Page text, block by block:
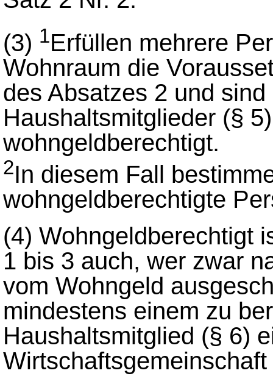
(3) 1Erfüllen mehrere
Wohnraum die
des Absatzes 2 und
Haushaltsmitglieder (§
wohngeldberechtigt.
2In diesem Fall
wohngeldberechtigte
(4) Wohngeldberechtigt
1 bis 3 auch, wer zwar
vom Wohngeld
mindestens einem zu
Haushaltsmitglied (§ 6)